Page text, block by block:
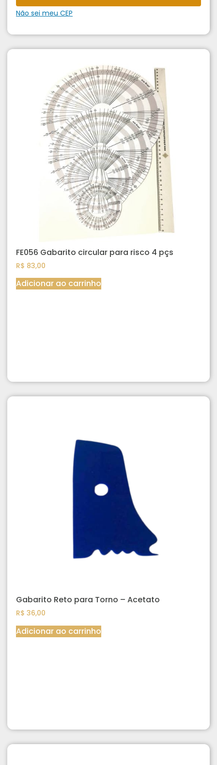
Não sei meu CEP
FE056 Gabarito circular para risco 4 pçs
R$ 83,00
Adicionar ao carrinho
Gabarito Reto para Torno – Acetato
R$ 36,00
Adicionar ao carrinho